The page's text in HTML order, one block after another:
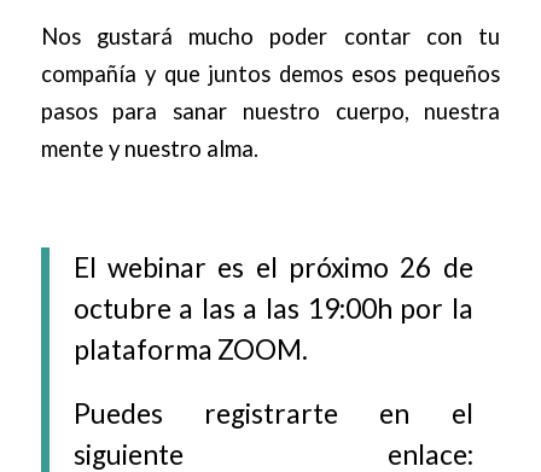
Nos gustará mucho poder contar con tu
compañía y que juntos demos esos pequeños
pasos para sanar nuestro cuerpo, nuestra
mente y nuestro alma.
El webinar es el próximo 26 de
octubre a las a las 19:00h por la
plataforma ZOOM.
Puedes registrarte en el
siguiente enlace: